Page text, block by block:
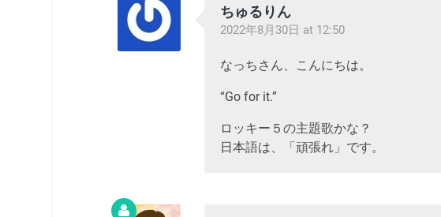
ちゅるりん
2022年8月30日 at 12:50
なっちさん、こんにちは。
“Go for it.”
ロッキー５の主題歌かな？
日本語は、「頑張れ」です。